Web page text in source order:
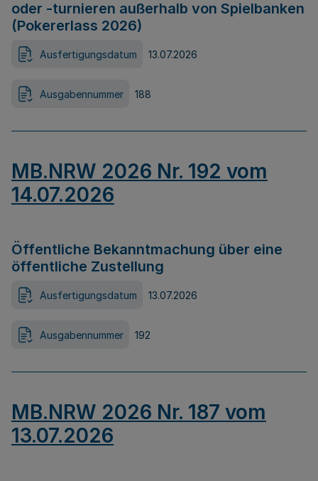
oder -turnieren außerhalb von Spielbanken
(Pokererlass 2026)
Ausfertigungsdatum 13.07.2026
Ausgabennummer 188
MB.NRW 2026 Nr. 192 vom
14.07.2026
Öffentliche Bekanntmachung über eine
öffentliche Zustellung
Ausfertigungsdatum 13.07.2026
Ausgabennummer 192
MB.NRW 2026 Nr. 187 vom
13.07.2026